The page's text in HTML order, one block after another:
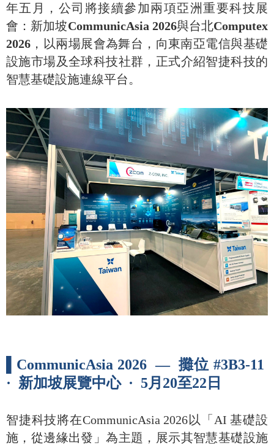
年五月，公司將接續參加兩項亞洲重要科技展
會：新加坡CommunicAsia 2026與台北Computex
2026 ，以兩場展會為舞台，向東南亞電信與基礎
設施市場及全球科技社群，正式介紹智捷科技的
智慧基礎設施連線平台。
▌CommunicAsia 2026 — 攤位 #3B3-11
· 新加坡展覽中心 · 5月20至22日
智捷科技將在CommunicAsia 2026以「AI 基礎設
施，從邊緣出發」為主題，展示其智慧基礎設施